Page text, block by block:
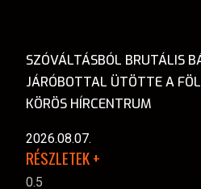
SZÓVÁLTÁSBÓL BRUTÁLIS
JÁRÓBOTTAL ÜTÖTTE A
KÖRÖS HÍRCENTRUM
2026.08.07.
RÉSZLETEK +